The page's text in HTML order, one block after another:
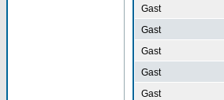
Gast
Gast
Gast
Gast
Gast